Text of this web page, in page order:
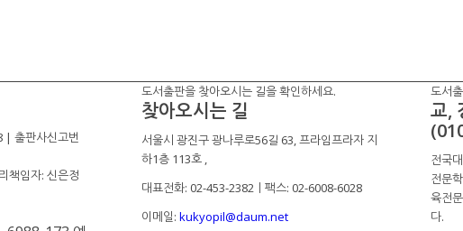
| 출판사신고번
책임자: 신은정
도서출판을 찾아오시는 길을 확인하세요.
찾아오시는 길
서울시 광진구 광나루로56길 63, 프라임프라자 지
하1층 113호 ,
대표전화: 02-453-2382ㅣ팩스: 02-6008-6028
이메일: kukyopil@daum.net
도서
교,
전국
전문
육전
다.